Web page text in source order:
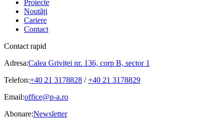
Proiecte
Noutăți
Cariere
Contact
Contact rapid
Adresa:Calea Griviței nr. 136, corp B, sector 1
Telefon:+40 21 3178828 /+40 21 3178829
Email:office@p-a.ro
Abonare:Newsletter